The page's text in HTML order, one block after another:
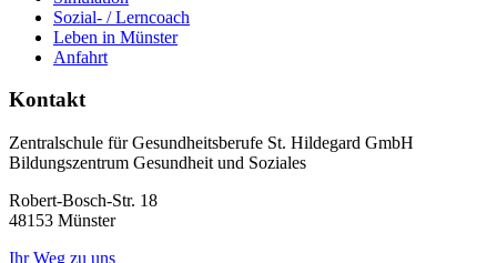
Sozial- / Lerncoach
Leben in Münster
Anfahrt
Kontakt
Zentralschule für Gesundheitsberufe St. Hildegard GmbH
Bildungszentrum Gesundheit und Soziales
Robert-Bosch-Str. 18
48153 Münster
Ihr Weg zu uns